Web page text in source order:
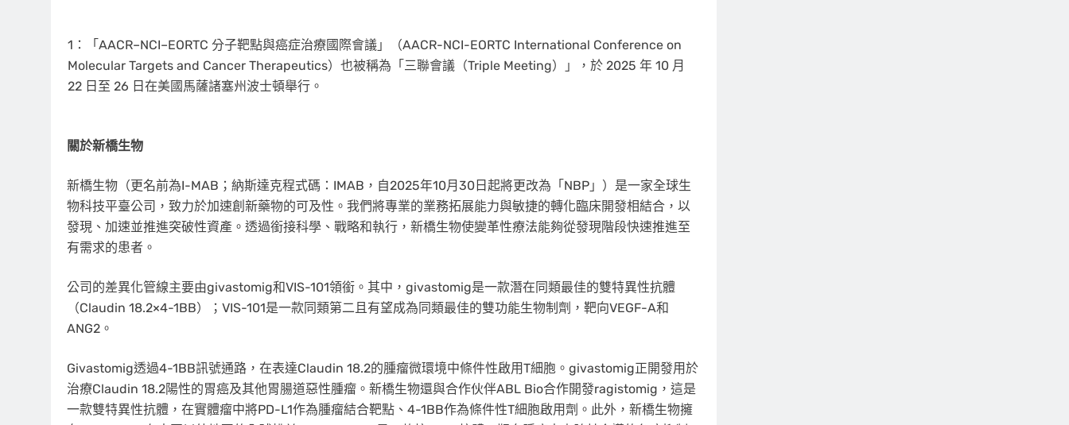
1：「AACR–NCI–EORTC 分子靶點與癌症治療國際會議」（AACR-NCI-EORTC International Conference on
Molecular Targets and Cancer Therapeutics）也被稱為「三聯會議（Triple Meeting）」，於 2025 年 10 月
22 日至 26 日在美國馬薩諸塞州波士頓舉行。
關於新橋生物
新橋生物（更名前為I-MAB；納斯達克程式碼：IMAB，自2025年10月30日起將更改為「NBP」）是一家全球生
物科技平臺公司，致力於加速創新藥物的可及性。我們將專業的業務拓展能力與敏捷的轉化臨床開發相結合，以
發現、加速並推進突破性資產。透過銜接科學、戰略和執行，新橋生物使變革性療法能夠從發現階段快速推進至
有需求的患者。
公司的差異化管線主要由givastomig和VIS-101領銜。其中，givastomig是一款潛在同類最佳的雙特異性抗體
（Claudin 18.2×4-1BB）；VIS-101是一款同類第二且有望成為同類最佳的雙功能生物制劑，靶向VEGF-A和
ANG2。
Givastomig透過4-1BB訊號通路，在表達Claudin 18.2的腫瘤微環境中條件性啟用T細胞。givastomig正開發用於
治療Claudin 18.2陽性的胃癌及其他胃腸道惡性腫瘤。新橋生物還與合作伙伴ABL Bio合作開發ragistomig，這是
一款雙特異性抗體，在實體瘤中將PD-L1作為腫瘤結合靶點、4-1BB作為條件性T細胞啟用劑。此外，新橋生物擁